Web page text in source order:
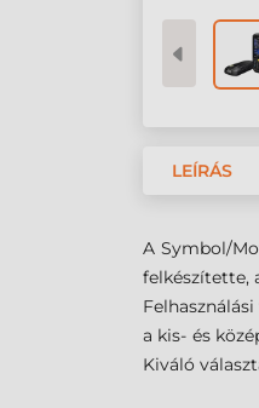
LEÍRÁS
A Symbol/
felkészítette,
a kis- és
Kiváló